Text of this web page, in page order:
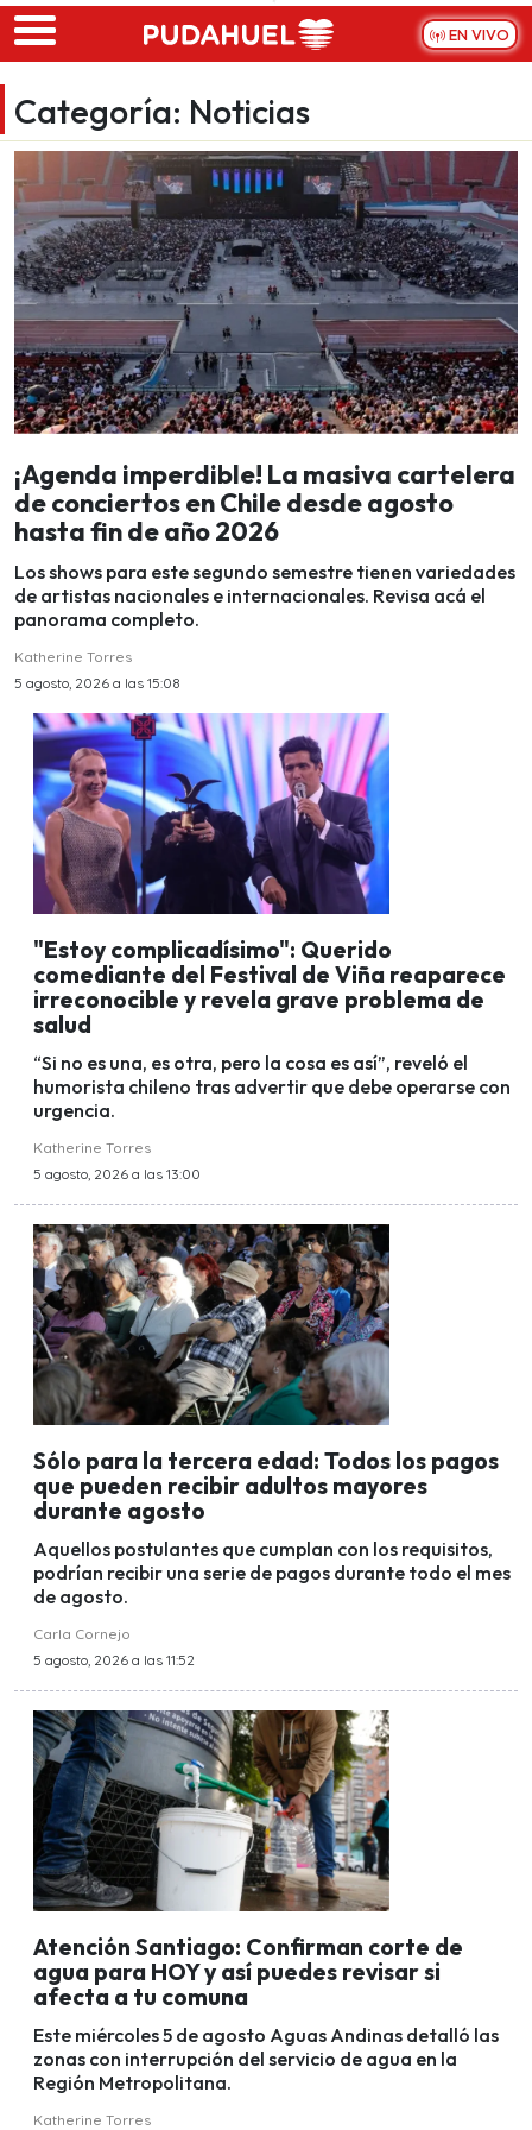
Skip to main content
EN VIVO
Categoría: Noticias
¡Agenda imperdible! La masiva cartelera
de conciertos en Chile desde agosto
hasta fin de año 2026
Los shows para este segundo semestre tienen variedades
de artistas nacionales e internacionales. Revisa acá el
panorama completo.
Katherine Torres
5 agosto, 2026 a las 15:08
"Estoy complicadísimo": Querido
comediante del Festival de Viña reaparece
irreconocible y revela grave problema de
salud
“Si no es una, es otra, pero la cosa es así”, reveló el
humorista chileno tras advertir que debe operarse con
urgencia.
Katherine Torres
5 agosto, 2026 a las 13:00
Sólo para la tercera edad: Todos los pagos
que pueden recibir adultos mayores
durante agosto
Aquellos postulantes que cumplan con los requisitos,
podrían recibir una serie de pagos durante todo el mes
de agosto.
Carla Cornejo
5 agosto, 2026 a las 11:52
Atención Santiago: Confirman corte de
agua para HOY y así puedes revisar si
afecta a tu comuna
Este miércoles 5 de agosto Aguas Andinas detalló las
zonas con interrupción del servicio de agua en la
Región Metropolitana.
Katherine Torres